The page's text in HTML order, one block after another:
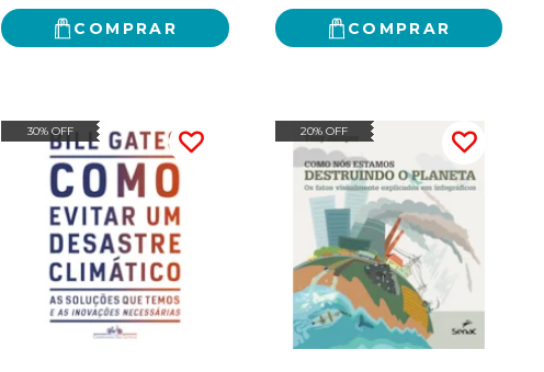
COMPRAR COMPRAR
30% OFF 20% OFF